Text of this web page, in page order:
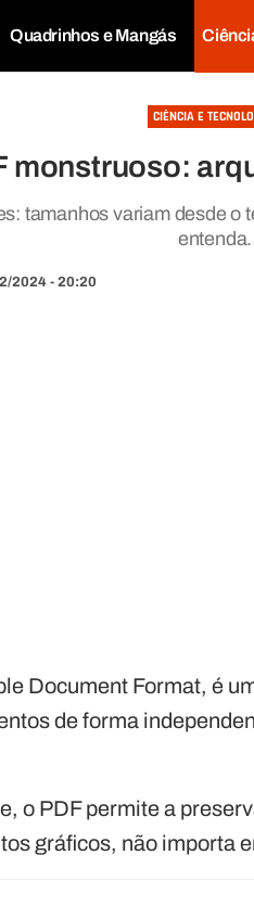
Quadrinhos e Mangás
CIÊNCIA E
monstruoso:
tamanhos variam desde o
entenda.
2024 - 20:20
Document Format, é
de forma
o PDF permite a
gráficos, não importa